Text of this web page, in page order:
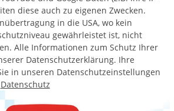
diese auch zu eigenen Zwecken.
in die USA, wo kein
gewährleistet ist, nicht
Alle Informationen zum Schutz Ihrer
Datenschutzerklärung. Ihre
in unseren Datenschutzeinstellungen
Datenschutz